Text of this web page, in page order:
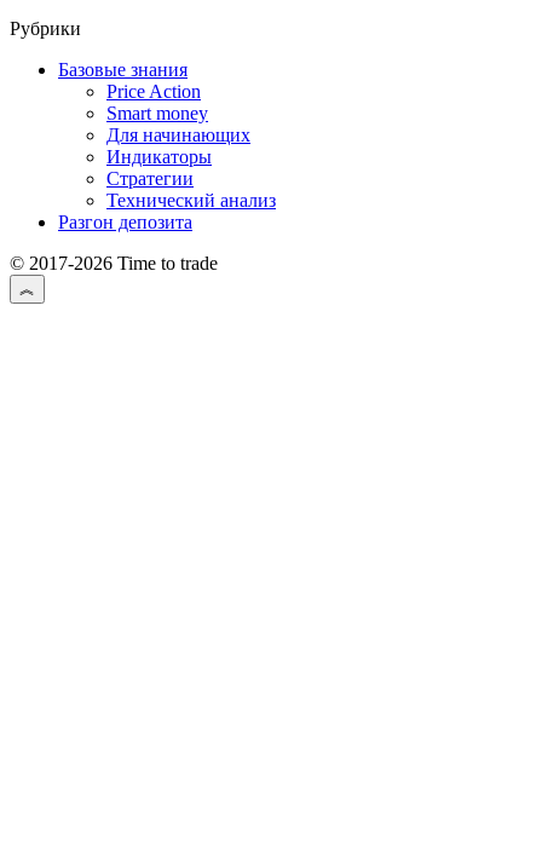
Рубрики
Базовые знания
Price Action
Smart money
Для начинающих
Индикаторы
Стратегии
Технический анализ
Разгон депозита
© 2017-2026 Time to trade